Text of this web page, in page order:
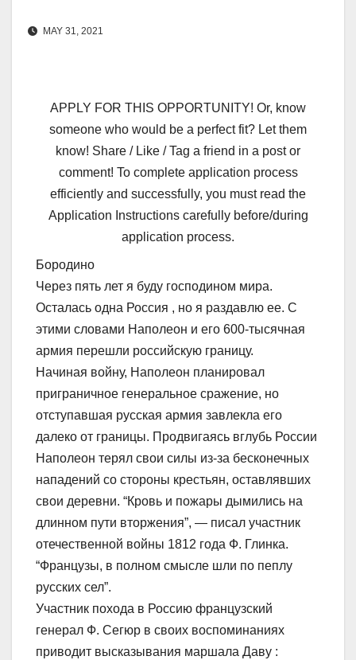
MAY 31, 2021
APPLY FOR THIS OPPORTUNITY! Or, know
someone who would be a perfect fit? Let them
know! Share / Like / Tag a friend in a post or
comment! To complete application process
efficiently and successfully, you must read the
Application Instructions carefully before/during
application process.
Бородино
Через пять лет я буду господином мира.
Осталась одна Россия , но я раздавлю ее. С
этими словами Наполеон и его 600-тысячная
армия перешли российскую границу.
Начиная войну, Наполеон планировал
приграничное генеральное сражение, но
отступавшая русская армия завлекла его
далеко от границы. Продвигаясь вглубь России
Наполеон терял свои силы из-за бесконечных
нападений со стороны крестьян, оставлявших
свои деревни. “Кровь и пожары дымились на
длинном пути вторжения”, — писал участник
отечественной войны 1812 года Ф. Глинка.
“Французы, в полном смысле шли по пеплу
русских сел”.
Участник похода в Россию французский
генерал Ф. Сегюр в своих воспоминаниях
приводит высказывания маршала Даву :